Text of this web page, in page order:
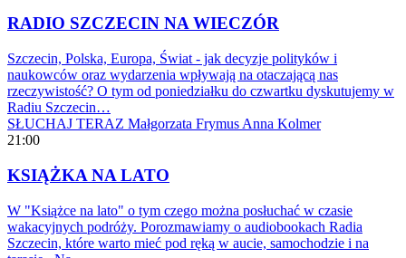
RADIO SZCZECIN NA WIECZÓR
Szczecin, Polska, Europa, Świat - jak decyzje polityków i
naukowców oraz wydarzenia wpływają na otaczającą nas
rzeczywistość? O tym od poniedziałku do czwartku dyskutujemy w
Radiu Szczecin…
SŁUCHAJ TERAZ Małgorzata Frymus Anna Kolmer
21:00
KSIĄŻKA NA LATO
W "Książce na lato" o tym czego można posłuchać w czasie
wakacyjnych podróży. Porozmawiamy o audiobookach Radia
Szczecin, które warto mieć pod ręką w aucie, samochodzie i na